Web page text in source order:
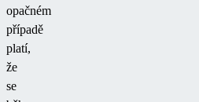
opačném
případě
platí,
že
se